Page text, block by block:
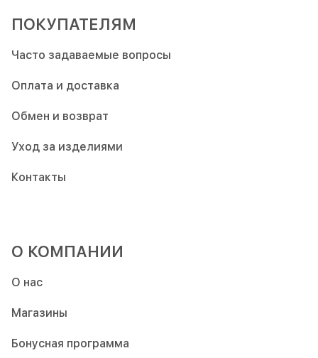
ПОКУПАТЕЛЯМ
Часто задаваемые вопросы
Оплата и доставка
Обмен и возврат
Уход за изделиями
Контакты
О КОМПАНИИ
О нас
Магазины
Бонусная программа